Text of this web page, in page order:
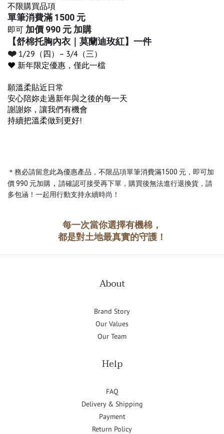
不限購買品項
單筆消費滿 1500 元
即可 加價 990 元 加購
【舒棉托胸內衣｜莫蘭迪玫紅】一件
❤️ 1/29（四）– 3/4（三）
❤️ 新年限定優惠，僅此一檔
願溫柔貼近日常
安心陪妳走過新年與之後的每一天
謝謝妳，讓我們有機會
持續把溫柔做到更好!
＊務必請留意此為優惠產品，不限品項單筆消費滿1500 元，即可加
價 990 元加購 ， 請確認可接受再下單，購買後無法進行退換貨，請
多包涵！一起用行動支持永續時尚！
每一次當你選擇有機棉，
都是對土地最真實的守護！
About
Brand Story
Our Values
Our Team
Help
FAQ
Delivery & Shipping
Payment
Return Policy